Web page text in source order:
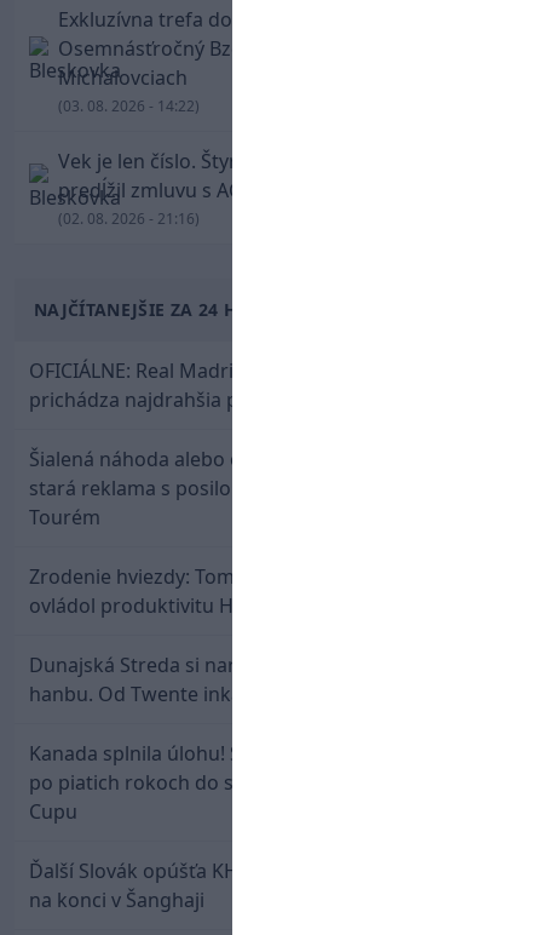
Exkluzívna trefa do vinkla v hodine dvanástej!
Osemnásťročný Bzdyl zariadil triumf Žiliny v
Michalovciach
(03. 08. 2026 - 14:22)
Vek je len číslo. Štyridsaťročný Luka Modrič
predĺžil zmluvu s AC Miláno
(02. 08. 2026 - 21:16)
NAJČÍTANEJŠIE ZA 24 HODÍN
OFICIÁLNE: Real Madrid rozbil bank. Z Lipska
prichádza najdrahšia posila v klubovej histórii
Šialená náhoda alebo osud? Našla sa 11 rokov
stará reklama s posilou Slovana a trénerom
Tourém
Zrodenie hviezdy: Tomáš Selič zničil Švajčiarov a
ovládol produktivitu Hlinka Gretzky Cupu
Dunajská Streda si narobila v Holandsku poriadnu
hanbu. Od Twente inkasovala poltucet
Kanada splnila úlohu! Slovenská osemnástka mieri
po piatich rokoch do semifinále Hlinka Gretzky
Cupu
Ďalší Slovák opúšťa KHL. Patrik Rybár sa dohodol
na konci v Šanghaji